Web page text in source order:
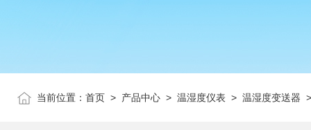
当前位置： 首页 > 产品中心 > 温湿度仪表 > 温湿度变送器